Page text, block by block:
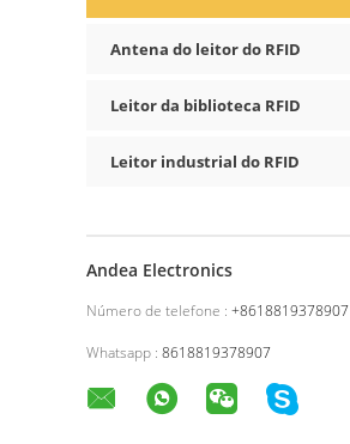
Antena do leitor do RFID
Leitor da biblioteca RFID
Leitor industrial do RFID
Andea Electronics
Número de telefone : +8618819378907
Whatsapp : 8618819378907